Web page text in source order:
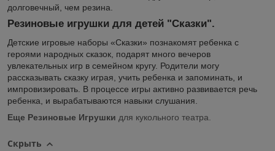
долговечный, чем резина.
Резиновые игрушки для детей "Сказки".
Детские игровые наборы «Сказки» познакомят ребенка с
героями народных сказок, подарят много вечеров
увлекательных игр в семейном кругу. Родители могу
рассказывать сказку играя, учить ребенка и запоминать, и
импровизировать. В процессе игры активно развивается речь
ребенка, и вырабатываются навыки слушания.
Еще Резиновые Игрушки для кукольного театра.
Скрыть